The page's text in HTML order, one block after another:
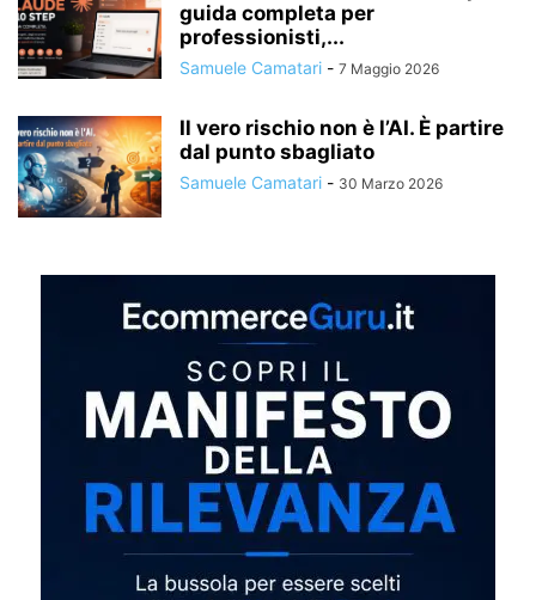
guida completa per
professionisti,...
Samuele Camatari - 7 Maggio 2026
Il vero rischio non è l’AI. È partire
dal punto sbagliato
Samuele Camatari - 30 Marzo 2026